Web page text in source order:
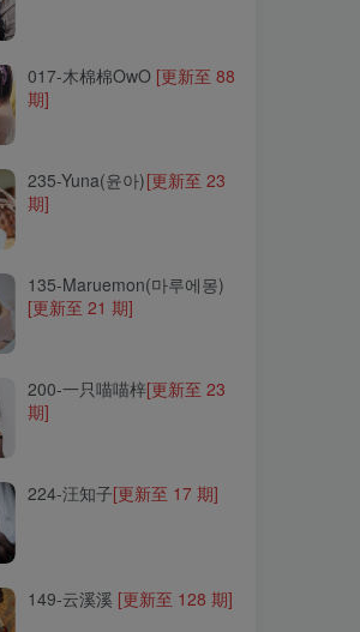
235-Yuna(윤아)
135-Maruemon(마루에몽)
200-一只喵喵梓
224-汪知子
017-木棉棉OwO [更新至 88
期]
235-Yuna(윤아)[更新至 23
期]
135-Maruemon(마루에몽)
[更新至 21 期]
200-一只喵喵梓[更新至 23
期]
224-汪知子[更新至 17 期]
149-云溪溪 [更新至 128 期]